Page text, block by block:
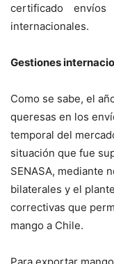
certificado
internacionales.
Gestiones
Como se sabe, el
queresas en los
temporal del
situación que fue
SENASA, mediante
bilaterales y el
correctivas que
mango a Chile.